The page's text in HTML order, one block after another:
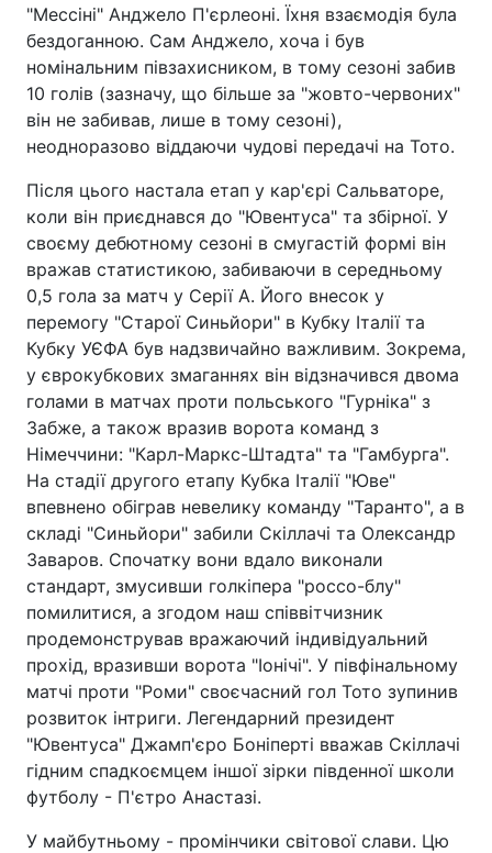
"Мессіні" Анджело П'єрлеоні. Їхня взаємодія була
бездоганною. Сам Анджело, хоча і був
номінальним півзахисником, в тому сезоні забив
10 голів (зазначу, що більше за "жовто-червоних"
він не забивав, лише в тому сезоні),
неодноразово віддаючи чудові передачі на Тото.
Після цього настала етап у кар'єрі Сальваторе,
коли він приєднався до "Ювентуса" та збірної. У
своєму дебютному сезоні в смугастій формі він
вражав статистикою, забиваючи в середньому
0,5 гола за матч у Серії А. Його внесок у
перемогу "Старої Синьйори" в Кубку Італії та
Кубку УЄФА був надзвичайно важливим. Зокрема,
у єврокубкових змаганнях він відзначився двома
голами в матчах проти польського "Гурніка" з
Забже, а також вразив ворота команд з
Німеччини: "Карл-Маркс-Штадта" та "Гамбурга".
На стадії другого етапу Кубка Італії "Юве"
впевнено обіграв невелику команду "Таранто", а в
складі "Синьйори" забили Скіллачі та Олександр
Заваров. Спочатку вони вдало виконали
стандарт, змусивши голкіпера "россо-блу"
помилитися, а згодом наш співвітчизник
продемонстрував вражаючий індивідуальний
прохід, вразивши ворота "Іонічі". У півфінальному
матчі проти "Роми" своєчасний гол Тото зупинив
розвиток інтриги. Легендарний президент
"Ювентуса" Джамп'єро Боніперті вважав Скіллачі
гідним спадкоємцем іншої зірки південної школи
футболу - П'єтро Анастазі.
У майбутньому - промінчики світової слави. Цю